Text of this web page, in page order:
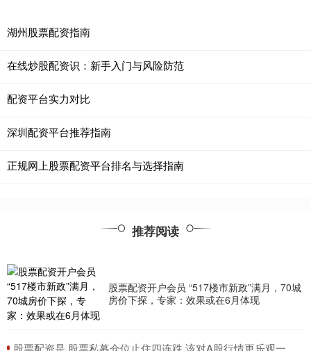
湖州股票配资指南
在线炒股配资识：新手入门与风险防范
配资平台实力对比
深圳配资平台推荐指南
正规网上股票配资平台排名与选择指南
推荐阅读
股票配资开户会员 “517楼市新政”满月，70城
房价下探，专家：效果或在6月体现
​股票配资是 股票私募仓位止住四连跌 该对A股行情更乐观一些吗？